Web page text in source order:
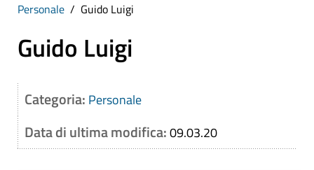
Personale
Guido Luigi
Guido Luigi
Categoria: Personale
Data di ultima modifica:09.03.20